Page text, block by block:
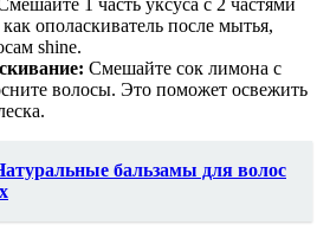
1 часть уксуса с 2 частями
ополаскиватель после мытья,
shine.
Смешайте сок лимона с
волосы. Это поможет освежить
бальзамы для волос